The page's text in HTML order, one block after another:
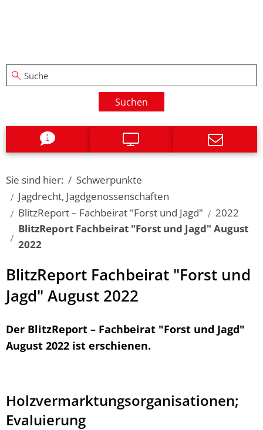
Suchen
Sie sind hier:
Schwerpunkte
Jagdrecht, Jagdgenossenschaften
BlitzReport – Fachbeirat "Forst und Jagd"
2022
BlitzReport Fachbeirat "Forst und Jagd" August
2022
BlitzReport Fachbeirat "Forst und
Jagd" August 2022
Der BlitzReport – Fachbeirat "Forst und Jagd"
August 2022 ist erschienen.
Holzvermarktungsorganisationen;
Evaluierung